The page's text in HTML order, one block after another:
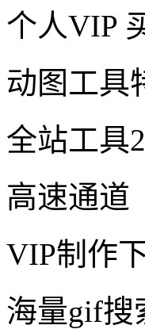
个人VIP
动图工具
全站工具
高速通道
VIP制作
海量gif搜